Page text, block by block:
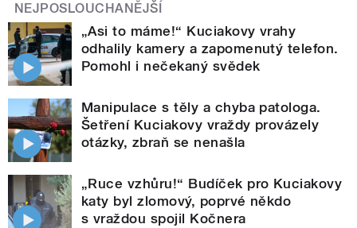
NEJPOSLOUCHANĚJŠÍ
„Asi to máme!“ Kuciakovy vrahy
odhalily kamery a zapomenutý telefon.
Pomohl i nečekaný svědek
Manipulace s těly a chyba patologa.
Šetření Kuciakovy vraždy provázely
otázky, zbraň se nenašla
„Ruce vzhůru!“ Budíček pro Kuciakovy
katy byl zlomový, poprvé někdo
s vraždou spojil Kočnera